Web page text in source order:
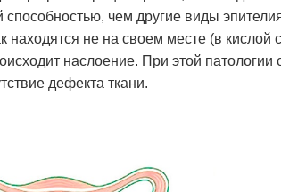
чем другие виды
находятся не на своем месте (в кислой
наслоение. При этой патологии
дефекта ткани.